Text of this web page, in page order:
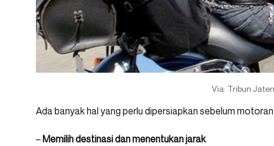
Via: Tribun
Ada banyak hal yang perlu dipersiapkan sebelum
– Memilih destinasi dan menentukan jarak